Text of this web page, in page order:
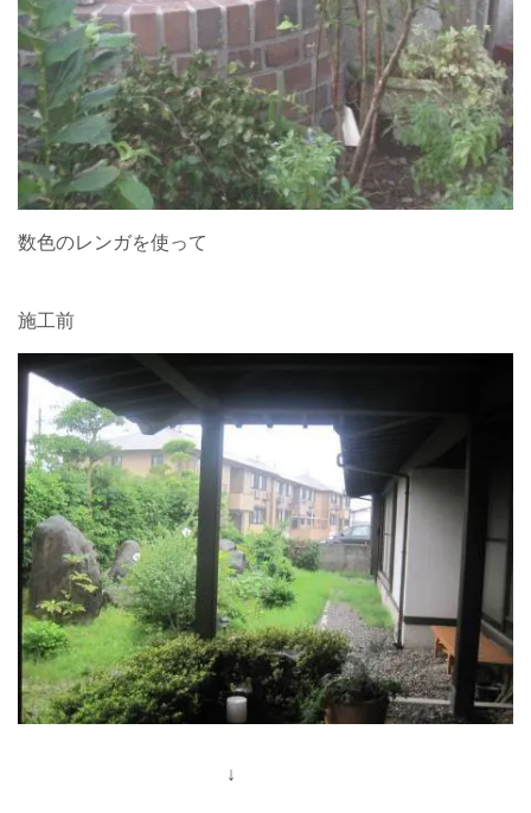
数色のレンガを使って
施工前
↓